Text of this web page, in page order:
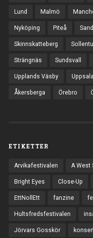
Lund Malmö
Nyköping Piteå
Skinnskatteberg
Strängnäs Sundsvall
Upplands Väsby Uppsala
Åkersberga Örebro
ETIKETTER
Arvikafestivalen A West
Bright Eyes Close-Up
EttNollEtt fanzine
Hultsfredsfestivalen
Jörvars Gosskör